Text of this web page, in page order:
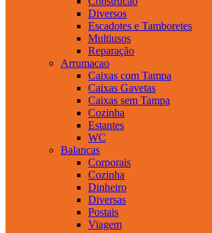
Diversos
Escadotes e Tamboretes
Multiusos
Reparação
Arrumacao
Caixas com Tampa
Caixas Gavetas
Caixas sem Tampa
Cozinha
Estantes
WC
Balancas
Corporais
Cozinha
Dinheiro
Diversas
Postais
Viagem